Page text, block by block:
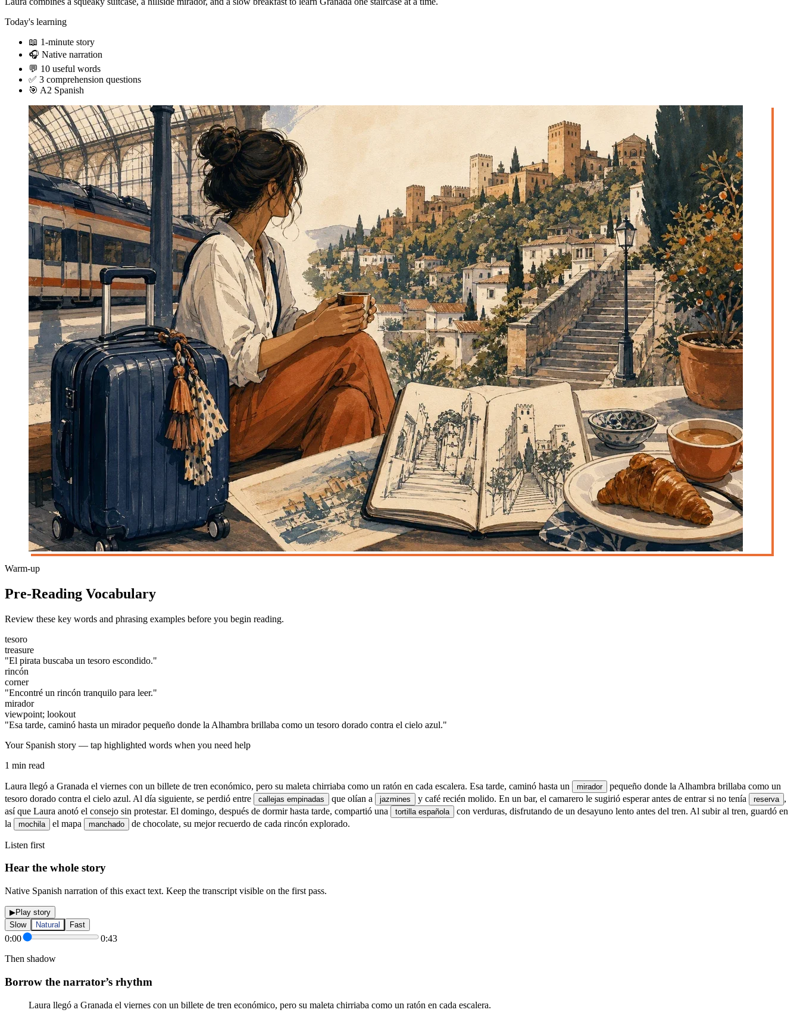
Today's learning
📖 1-minute story
🎧 Native narration
💬 10 useful words
✅ 3 comprehension questions
🎯 A2 Spanish
Warm-up
Pre-Reading Vocabulary
Review these key words and phrasing examples before you begin reading.
tesoro
treasure
"El pirata buscaba un tesoro escondido."
rincón
corner
"Encontré un rincón tranquilo para leer."
mirador
viewpoint; lookout
"Esa tarde, caminó hasta un mirador pequeño donde la Alhambra brillaba como un tesoro dorado contra el cielo azul."
Your Spanish story — tap highlighted words when you need help
1 min read
Laura llegó a Granada el viernes con un billete de tren económico, pero su maleta chirriaba como un ratón en cada escalera. Esa tarde, caminó hasta un mirador
pequeño donde la Alhambra brillaba como un
tesoro dorado contra el cielo azul. Al día siguiente, se perdió entre callejas empinadas que olían a jazmines y café recién molido. En un bar, el camarero le sugirió esperar antes de entrar si no tenía reserva ,
así que Laura anotó el consejo sin protestar. El domingo, después de dormir hasta tarde, compartió una tortilla española con verduras, disfrutando de un desayuno lento antes del tren. Al subir al tren, guardó en
la
mochila el mapa manchado de chocolate, su mejor recuerdo de cada rincón explorado.
Listen first
Hear the whole story
Native Spanish narration of this exact text. Keep the transcript visible on the first pass.
▶Play story
Slow
Natural Fast
0:00
0:43
Then shadow
Borrow the narrator’s rhythm
Laura llegó a Granada el viernes con un billete de tren económico, pero su maleta chirriaba como un ratón en cada escalera.